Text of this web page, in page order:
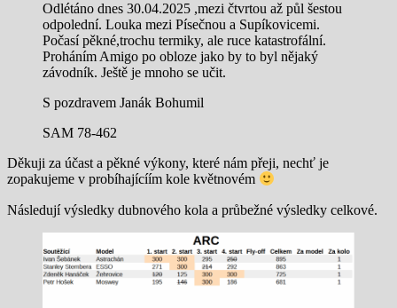
Odlétáno dnes 30.04.2025 ,mezi čtvrtou až půl šestou
odpolední. Louka mezi Písečnou a Supíkovicemi.
Počasí pěkné,trochu termiky, ale ruce katastrofální.
Proháním Amigo po obloze jako by to byl nějaký
závodník. Ještě je mnoho se učit.
S pozdravem Janák Bohumil
SAM 78-462
Děkuji za účast a pěkné výkony, které nám přeji, nechť je
zopakujeme v probíhajícíím kole květnovém
Následují výsledky dubnového kola a průbežné výsledky celkové.